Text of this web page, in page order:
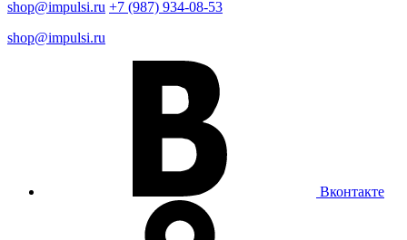
shop@impulsi.ru +7 (987) 934-08-53
shop@impulsi.ru
Вконтакте